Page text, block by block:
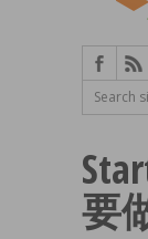
要